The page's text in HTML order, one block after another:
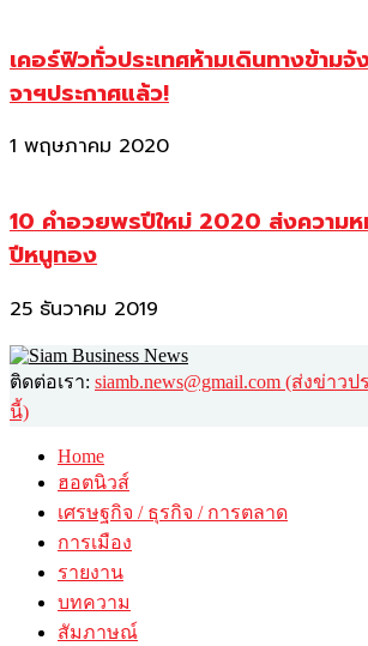
เคอร์ฟิวทั่วประเทศห้ามเดินทางข้าม
จาฯประกาศแล้ว!
1 พฤษภาคม 2020
10 คำอวยพรปีใหม่ 2020 ส่งความ
ปีหนูทอง
25 ธันวาคม 2019
ติดต่อเรา: siamb.news@gmail.com (ส่งข่า
นี้)
Home
ฮอตนิวส์
เศรษฐกิจ / ธุรกิจ / การตลาด
การเมือง
รายงาน
บทความ
สัมภาษณ์